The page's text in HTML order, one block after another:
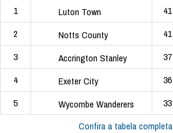
1
Luton Town
41
2
Notts County
41
3
Accrington Stanley
37
4
Exeter City
36
5
Wycombe Wanderers
33
Confira a tabela completa